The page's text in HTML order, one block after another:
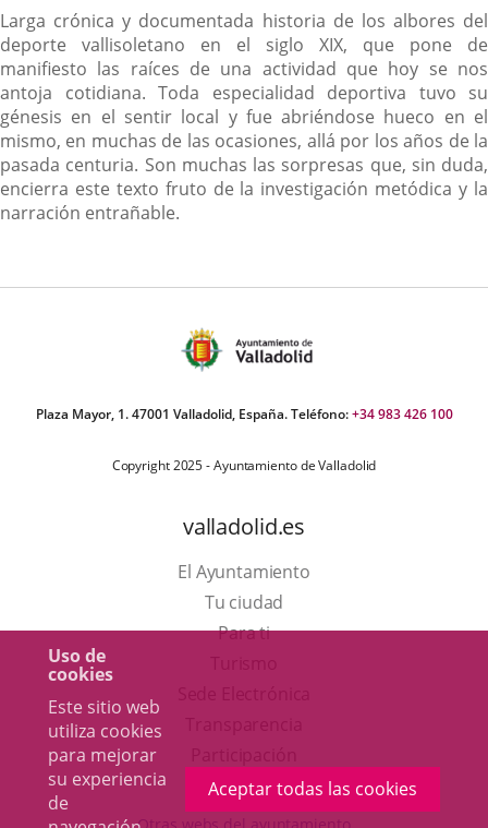
Uso de
cookies
Este sitio web
utiliza cookies
para mejorar
su experiencia
de
Aceptar todas las cookies
Descripción
Larga crónica y documentada historia de los albores del
deporte vallisoletano en el siglo XIX, que pone de
manifiesto las raíces de una actividad que hoy se nos
antoja cotidiana. Toda especialidad deportiva tuvo su
génesis en el sentir local y fue abriéndose hueco en el
mismo, en muchas de las ocasiones, allá por los años de la
pasada centuria. Son muchas las sorpresas que, sin duda,
encierra este texto fruto de la investigación metódica y la
narración entrañable.
Plaza Mayor, 1. 47001 Valladolid, España. Teléfono:+34 983 426 100
Copyright 2025 - Ayuntamiento de Valladolid
valladolid.es
El Ayuntamiento
Tu ciudad
Para ti
en
una
aplicación
externa.